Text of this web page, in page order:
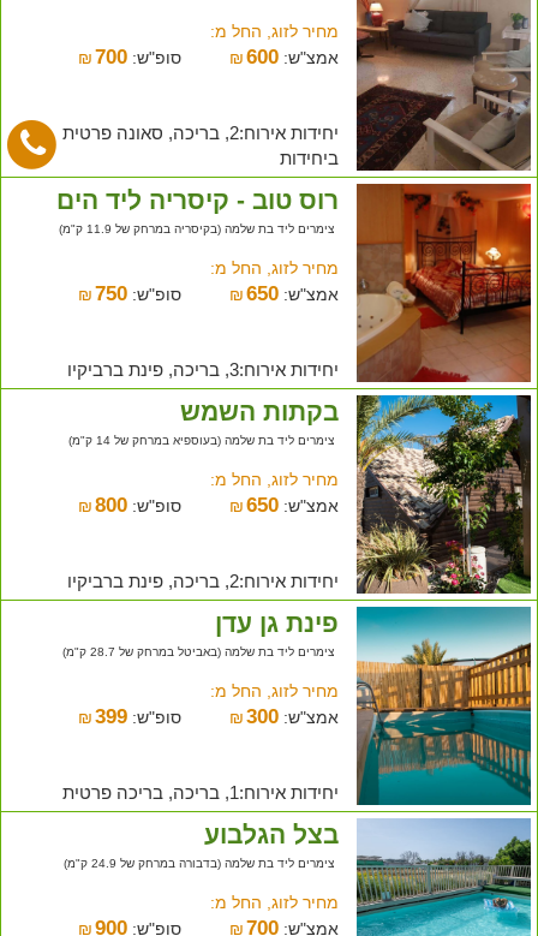
מחיר לזוג, החל מ:
אמצ"ש:
₪600 סופ"ש: ₪ 700
יחידות אירוח:2, בריכה, סאונה פרטית
ביחידות
רוס טוב - קיסריה ליד הים
צימרים ליד בת שלמה (בקיסריה במרחק של 11.9 ק"מ)
מחיר לזוג, החל מ:
אמצ"ש:
₪650 סופ"ש: ₪ 750
יחידות אירוח:3, בריכה, פינת ברביקיו
בקתות השמש
צימרים ליד בת שלמה (בעוספיא במרחק של 14 ק"מ)
מחיר לזוג, החל מ:
אמצ"ש:
₪650 סופ"ש: ₪ 800
יחידות אירוח:2, בריכה, פינת ברביקיו
פינת גן עדן
צימרים ליד בת שלמה (באביטל במרחק של 28.7 ק"מ)
מחיר לזוג, החל מ:
אמצ"ש:
₪300 סופ"ש: ₪ 399
יחידות אירוח:1, בריכה, בריכה פרטית
בצל הגלבוע
צימרים ליד בת שלמה (בדבורה במרחק של 24.9 ק"מ)
מחיר לזוג, החל מ:
אמצ"ש:
₪700 סופ"ש: ₪ 900